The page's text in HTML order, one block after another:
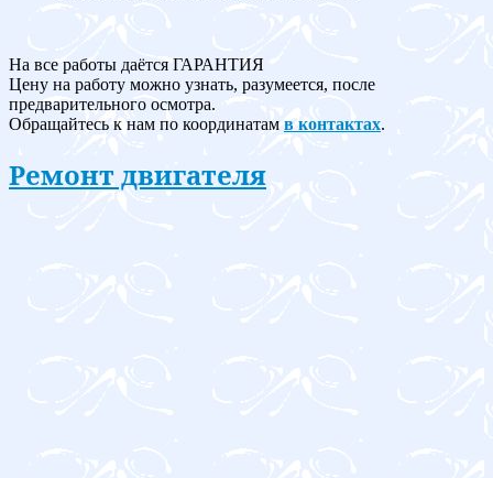
На все работы даётся ГАРАНТИЯ
Цену на работу можно узнать, разумеется, после
предварительного осмотра.
Обращайтесь к нам по координатам в контактах.
Ремонт двигателя